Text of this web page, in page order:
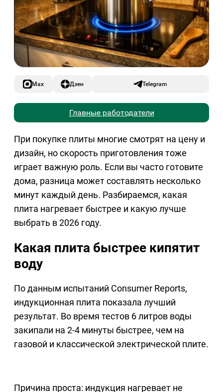
Max Дзен Telegram
Главные работодатели
При покупке плиты многие смотрят на цену и
дизайн, но скорость приготовления тоже
играет важную роль. Если вы часто готовите
дома, разница может составлять несколько
минут каждый день. Разбираемся, какая
плита нагревает быстрее и какую лучше
выбрать в 2026 году.
Какая плита быстрее кипятит
воду
По данным испытаний Consumer Reports,
индукционная плита показала лучший
результат. Во время тестов 6 литров воды
закипали на 2-4 минуты быстрее, чем на
газовой и классической электрической плите.
Причина проста: индукция нагревает не